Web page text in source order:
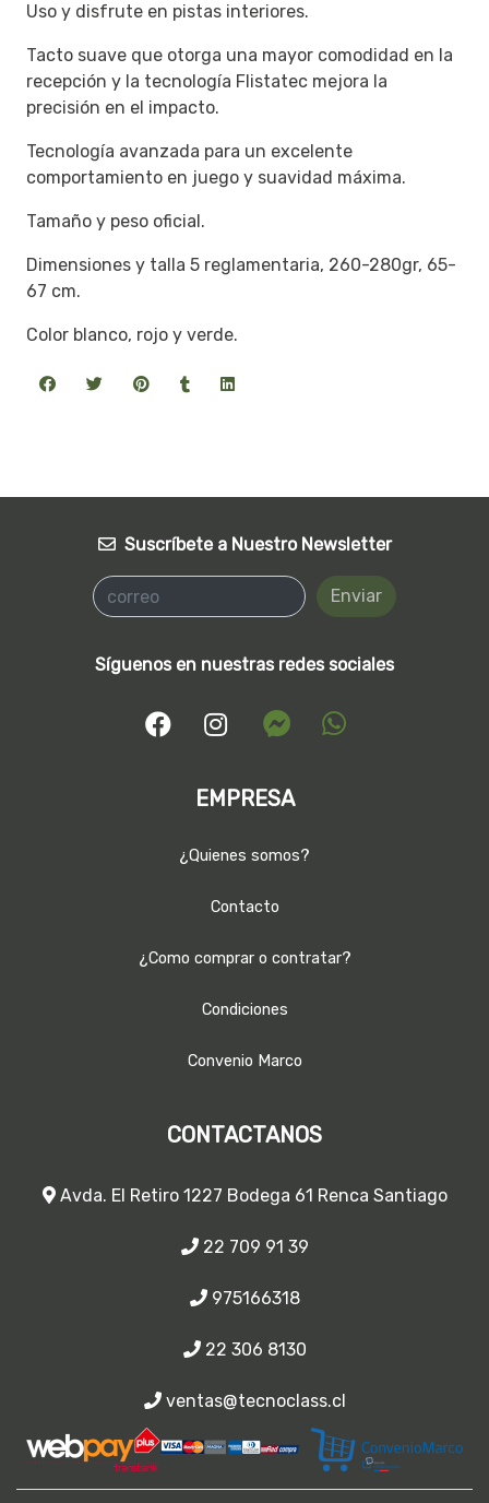
Uso y disfrute en pistas interiores.
Tacto suave que otorga una mayor comodidad en la
recepción y la tecnología Flistatec mejora la
precisión en el impacto.
Tecnología avanzada para un excelente
comportamiento en juego y suavidad máxima.
Tamaño y peso oficial.
Dimensiones y talla 5 reglamentaria, 260-280gr, 65-
67 cm.
Color blanco, rojo y verde.
Suscríbete a Nuestro Newsletter
Enviar
Síguenos en nuestras redes sociales
EMPRESA
¿Quienes somos?
Contacto
¿Como comprar o contratar?
Condiciones
Convenio Marco
CONTACTANOS
Avda. El Retiro 1227 Bodega 61 Renca Santiago
22 709 91 39
975166318
22 306 8130
ventas@tecnoclass.cl